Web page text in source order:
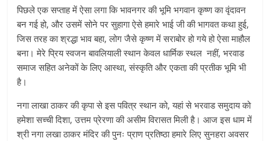
पिछले एक सप्ताह में ऐसा लगा कि भावनगर की भूमि भगवान कृष्ण का वृंदावन
बन गई हो, और उसमें सोने पर सुहागा ऐसे हमारे भाई जी की भागवत कथा हुई,
जिस तरह का श्रद्धा भाव बहा, लोग जैसे कृष्ण में सराबोर हो गये हो ऐसा माहौल
बना। मेरे प्रिय स्वजन बावलियाली स्थान केवल धार्मिक स्थल नहीं, भरवाड
समाज सहित अनेकों के लिए आस्था, संस्कृति और एकता की प्रतीक भूमि भी
है।
नगा लाखा ठाकर की कृपा से इस पवित्र स्थान को, यहां से भरवाड समुदाय को
हमेशा सच्ची दिशा, उत्तम प्रेरणा की असीम विरासत मिली है। आज इस धाम में
श्री नगा लखा ठाकर मंदिर की पुनः प्राण प्रतिष्ठा हमारे लिए सुनहरा अवसर